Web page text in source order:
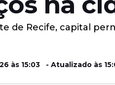
de Recife, capital
às 15:03 - Atualizado às